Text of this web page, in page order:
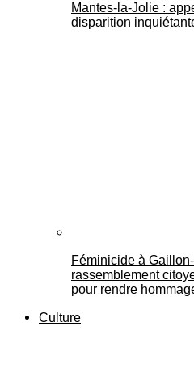
Mantes-la-Jolie :
disparition
Féminicide à
rassemblement
pour rendre
Culture